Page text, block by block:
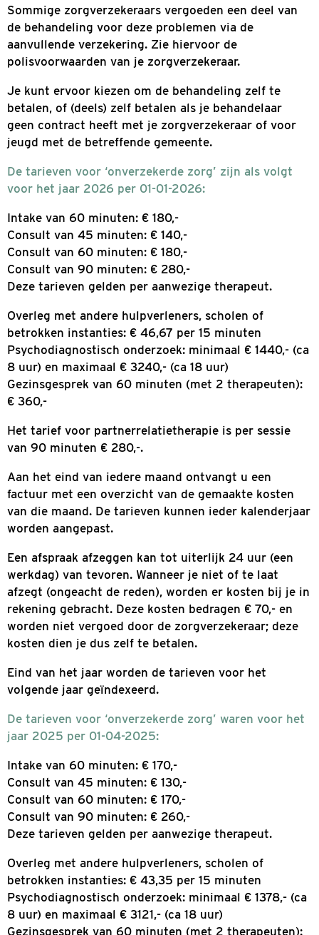
met een minimuminkomen krijgen de
terug via de Zorgtoeslag. Eigen risico geldt
zorg die je hebt gebruikt in dat jaar, ook bij
zorgverleners.
Aanpassingsstoornissen,
problemen ten gevolge van werk vallen niet
verzekerde zorg en worden dus niet vanuit de
basisverzekering vergoed.
Sommige zorgverzekeraars vergoeden een
aanvullende verzekering. Zie hiervoor de
polisvoorwaarden van je zorgverzekeraar.
Je kunt ervoor kiezen om de behandeling zelf
geen contract heeft met je zorgverzekeraar of
jeugd met de betreffende gemeente.
De tarieven voor ‘onverzekerde zorg’ zijn als
voor het jaar 2026
Intake van 60 minuten: € 180,-
Consult van 45 minuten: € 140,-
Consult van 60 minuten: € 180,-
Consult van 90 minuten: € 280,-
Deze tarieven gelden per aanwezige
betrokken instanties: € 46,67 per 15 minuten
Psychodiagnostisch onderzoek: minimaal €
8 uur) en maximaal € 3240,- (ca 18 uur)
Gezinsgesprek van 60 minuten (met 2
€ 360,-
Het tarief voor partnerrelatietherapie is per
van 90 minuten € 280,-.
Aan het eind van iedere maand ontvangt u een
van die maand. De tarieven kunnen ieder
worden aangepast.
Een afspraak afzeggen kan tot uiterlijk 24 uur
afzegt (ongeacht de reden), worden er kosten
rekening gebracht. Deze kosten bedragen €
worden niet vergoed door de zorgverzekeraar;
kosten dien je dus zelf te betalen.